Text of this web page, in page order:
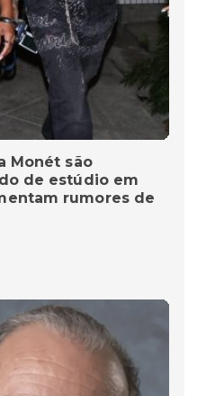
Monét são
de estúdio em
rumores de